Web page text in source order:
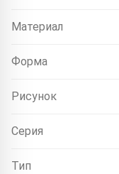
Материал
Форма
Рисунок
Серия
Тип